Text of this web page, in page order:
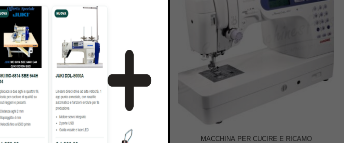
MACCHINA PER CUCIRE JANOME 2160 DC
MACCHINA PER CUCIRE E RICAMO